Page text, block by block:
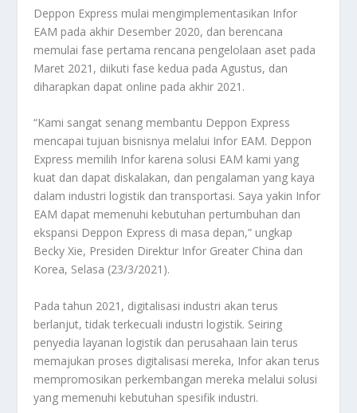
Deppon Express mulai mengimplementasikan Infor
EAM pada akhir Desember 2020, dan berencana
memulai fase pertama rencana pengelolaan aset pada
Maret 2021, diikuti fase kedua pada Agustus, dan
diharapkan dapat online pada akhir 2021.
“Kami sangat senang membantu Deppon Express
mencapai tujuan bisnisnya melalui Infor EAM. Deppon
Express memilih Infor karena solusi EAM kami yang
kuat dan dapat diskalakan, dan pengalaman yang kaya
dalam industri logistik dan transportasi. Saya yakin Infor
EAM dapat memenuhi kebutuhan pertumbuhan dan
ekspansi Deppon Express di masa depan,” ungkap
Becky Xie, Presiden Direktur Infor Greater China dan
Korea, Selasa (23/3/2021).
Pada tahun 2021, digitalisasi industri akan terus
berlanjut, tidak terkecuali industri logistik. Seiring
penyedia layanan logistik dan perusahaan lain terus
memajukan proses digitalisasi mereka, Infor akan terus
mempromosikan perkembangan mereka melalui solusi
yang memenuhi kebutuhan spesifik industri.